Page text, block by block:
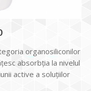
organosiliconilor
absorbția la nivelul
active a soluțiilor